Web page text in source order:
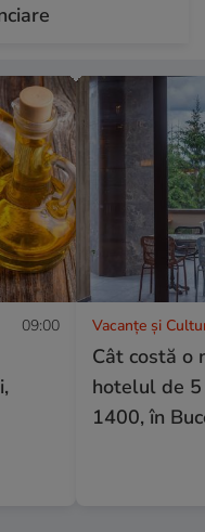
09:00 Vacanțe și
Cât costă o
hotelul de
1400, în